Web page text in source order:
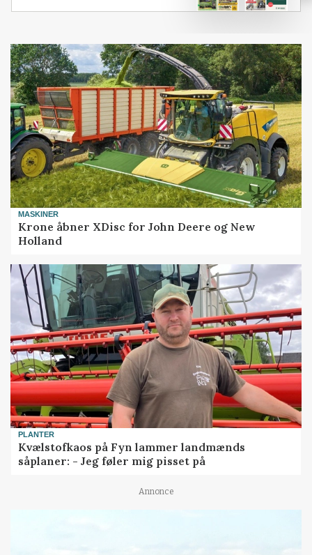
MASKINER
Krone åbner XDisc for John Deere og New
Holland
PLANTER
Kvælstofkaos på Fyn lammer landmænds
såplaner: - Jeg føler mig pisset på
Annonce